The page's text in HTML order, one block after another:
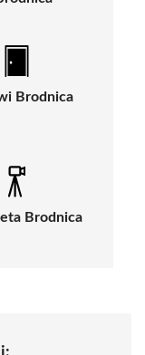
Brodnica
Brodnica